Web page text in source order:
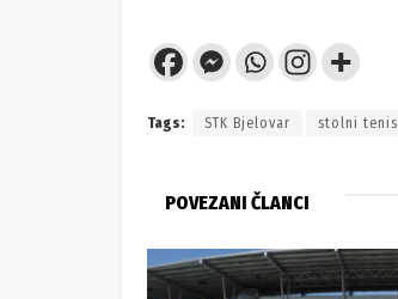
Tags: STK Bjelovar stolni tenis
POVEZANI ČLANCI